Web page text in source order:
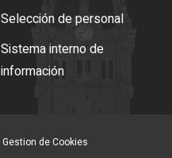
Selección de personal
Sistema interno de
información
Gestion de Cookies